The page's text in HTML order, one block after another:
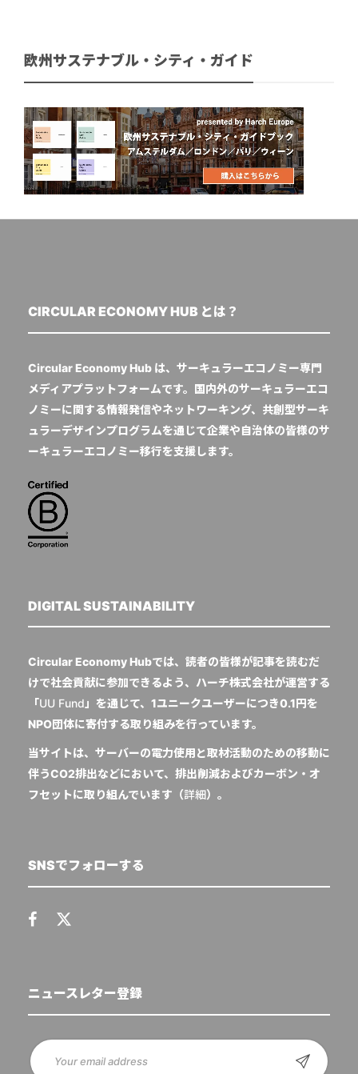
欧州サステナブル・シティ・ガイド
CIRCULAR ECONOMY HUB とは？
Circular Economy Hub は、サーキュラーエコノミー専門
メディアプラットフォームです。国内外のサーキュラーエコ
ノミーに関する情報発信やネットワーキング、共創型サーキ
ュラーデザインプログラムを通じて企業や自治体の皆様のサ
ーキュラーエコノミー移行を支援します。
DIGITAL SUSTAINABILITY
Circular Economy Hubでは、読者の皆様が記事を読むだ
けで社会貢献に参加できるよう、ハーチ株式会社が運営する
「UU Fund」を通じて、1ユニークユーザーにつき0.1円を
NPO団体に寄付する取り組みを行っています。
当サイトは、サーバーの電力使用と取材活動のための移動に
伴うCO2排出などにおいて、排出削減およびカーボン・オ
フセットに取り組んでいます（詳細）。
SNSでフォローする
ニュースレター登録